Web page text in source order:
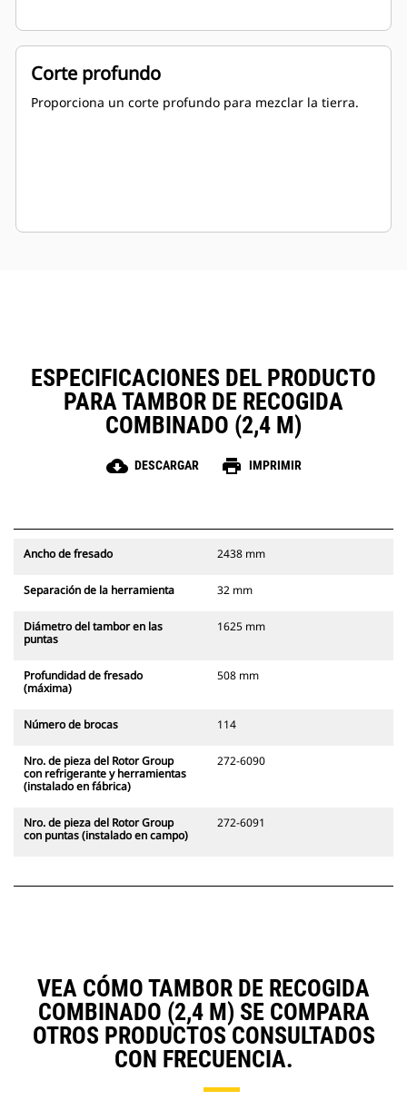
Corte profundo
Proporciona un corte profundo para mezclar la tierra.
ESPECIFICACIONES DEL PRODUCTO
PARA TAMBOR DE RECOGIDA
COMBINADO (2,4 M)
cloud_download DESCARGAR print IMPRIMIR
Ancho de fresado 2438 mm
Separación de la herramienta 32 mm
Diámetro del tambor en las
puntas
1625 mm
Profundidad de fresado
(máxima)
508 mm
Número de brocas 114
Nro. de pieza del Rotor Group
con refrigerante y herramientas
(instalado en fábrica)
272-6090
Nro. de pieza del Rotor Group
con puntas (instalado en campo)
272-6091
VEA CÓMO TAMBOR DE RECOGIDA
COMBINADO (2,4 M) SE COMPARA
OTROS PRODUCTOS CONSULTADOS
CON FRECUENCIA.